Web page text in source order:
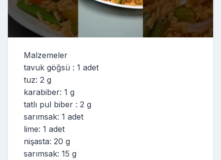
Malzemeler
tavuk göğsü : 1 adet
tuz: 2 g
karabiber: 1 g
tatlı pul biber : 2 g
sarımsak: 1 adet
lime: 1 adet
nişasta: 20 g
sarımsak: 15 g